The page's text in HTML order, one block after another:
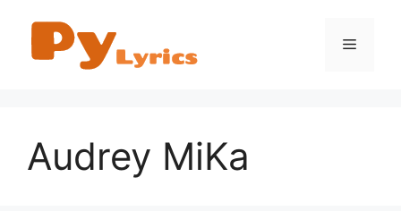
content
Menu
Audrey MiKa